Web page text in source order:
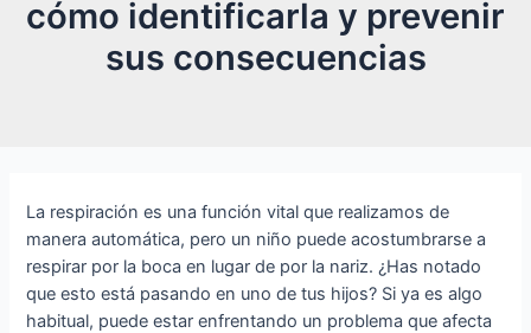
cómo identificarla y prevenir
sus consecuencias
La respiración es una función vital que realizamos de
manera automática, pero un niño puede acostumbrarse a
respirar por la boca en lugar de por la nariz. ¿Has notado
que esto está pasando en uno de tus hijos? Si ya es algo
habitual, puede estar enfrentando un problema que afecta